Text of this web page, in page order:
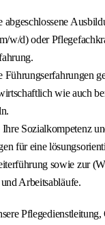
abgeschlossene
w/d) oder
Führungserfahrungen
wie auch
Sozialkompetenz
für eine
sowie zur
Arbeitsabläufe.